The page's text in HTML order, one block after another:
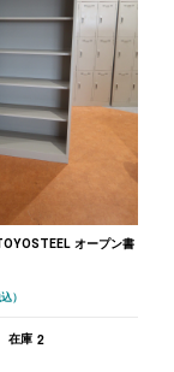
オープン書
）
在庫 2